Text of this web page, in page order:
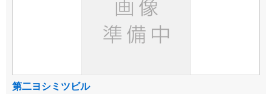
第二ヨシミツビル